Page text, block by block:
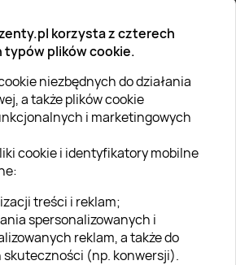
korzysta z czterech
typów plików cookie.
niezbędnych do działania
a także plików cookie
i marketingowych
cookie i identyfikatory mobilne
treści i reklam;
spersonalizowanych i
reklam, a także do
skuteczności (np. konwersji).